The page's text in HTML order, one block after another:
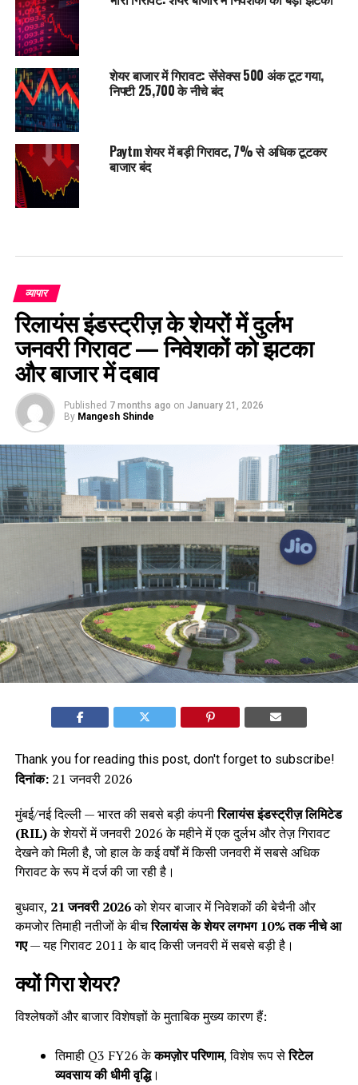
शेयर बाजार में गिरावट: सेंसेक्स 500 अंक टूट गया,
निफ्टी 25,700 के नीचे बंद
Paytm शेयर में बड़ी गिरावट, 7% से अधिक टूटकर
बाजार बंद
व्यापार
रिलायंस इंडस्ट्रीज़ के शेयरों में दुर्लभ
जनवरी गिरावट — निवेशकों को झटका
और बाजार में दबाव
Published 7 months ago on January 21, 2026
By Mangesh Shinde
Thank you for reading this post, don't forget to subscribe!
दिनांक:21 जनवरी 2026
मुंबई/नई दिल्ली — भारत की सबसे बड़ी कंपनीरिलायंस इंडस्ट्रीज़ लिमिटेड
(RIL)के शेयरों में जनवरी 2026 के महीने में एक दुर्लभ और तेज़ गिरावट
देखने को मिली है, जो हाल के कई वर्षों में किसी जनवरी में सबसे अधिक
गिरावट के रूप में दर्ज की जा रही है।
बुधवार, 21 जनवरी 2026को शेयर बाजार में निवेशकों की बेचैनी और
कमजोर तिमाही नतीजों के बीचरिलायंस के शेयर लगभग 10% तक नीचे आ
गए— यह गिरावट 2011 के बाद किसी जनवरी में सबसे बड़ी है।
क्यों गिरा शेयर?
विश्लेषकों और बाजार विशेषज्ञों के मुताबिक मुख्य कारण हैं:
तिमाही Q3 FY26 केकमज़ोर परिणाम, विशेष रूप सेरिटेल
व्यवसाय की धीमी वृद्धि।